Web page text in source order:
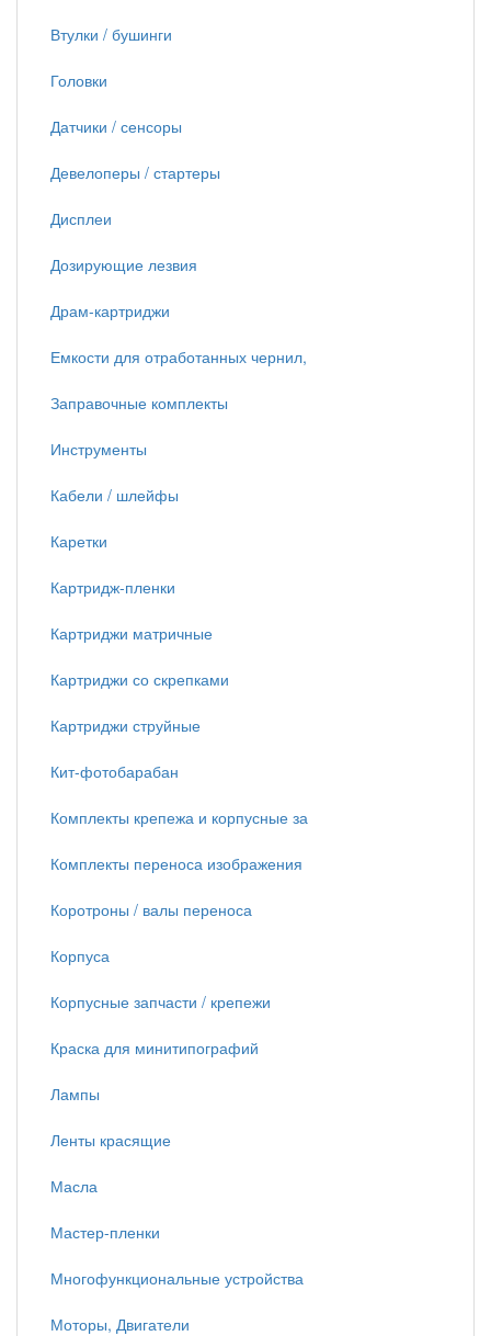
Втулки / бушинги
Головки
Датчики / сенсоры
Девелоперы / стартеры
Дисплеи
Дозирующие лезвия
Драм-картриджи
Емкости для отработанных чернил,
Заправочные комплекты
Инструменты
Кабели / шлейфы
Каретки
Картридж-пленки
Картриджи матричные
Картриджи со скрепками
Картриджи струйные
Кит-фотобарабан
Комплекты крепежа и корпусные за
Комплекты переноса изображения
Коротроны / валы переноса
Корпуса
Корпусные запчасти / крепежи
Краска для минитипографий
Лампы
Ленты красящие
Масла
Мастер-пленки
Многофункциональные устройства
Моторы, Двигатели